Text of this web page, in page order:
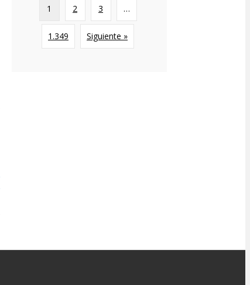
1 2 3 …
1.349 Siguiente »